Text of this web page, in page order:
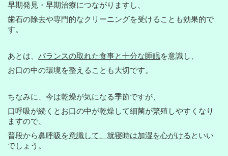
早期発見・早期治療につながりますし、
歯石の除去や専門的なクリーニングを受けることも効果的で
す。
あとは、バランスの取れた食事と十分な睡眠を意識し、
お口の中の環境を整えることも大切です。
ちなみに、今は乾燥が気になる季節ですが、
口呼吸が続くとお口の中が乾燥して細菌が繁殖しやすくなり
ますので、
普段から鼻呼吸を意識して、就寝時は加湿を心がける といい
でしょう。